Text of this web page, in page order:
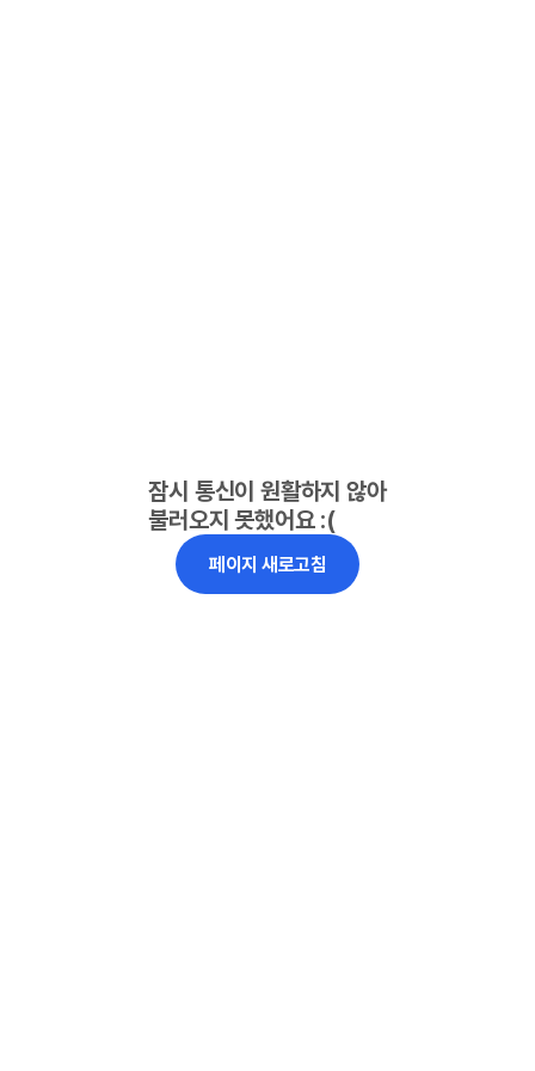
잠시 통신이 원활하지 않아
불러오지 못했어요 :(
페이지 새로고침